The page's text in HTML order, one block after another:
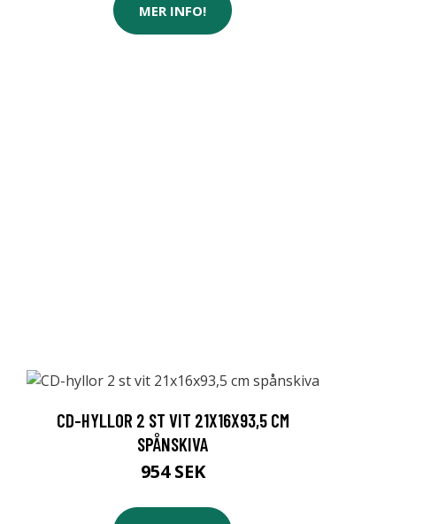
MER INFO!
CD-HYLLOR 2 ST VIT 21X16X93,5 CM
SPÅNSKIVA
954 SEK